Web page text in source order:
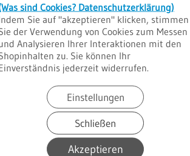
sind Cookies? Datenschutzerklärung)
Sie auf "akzeptieren" klicken, stimmen
der Verwendung von Cookies zum Messen
Analysieren Ihrer Interaktionen mit den
zu. Sie können Ihr
jederzeit widerrufen.
Einstellungen
Schließen
Akzeptieren